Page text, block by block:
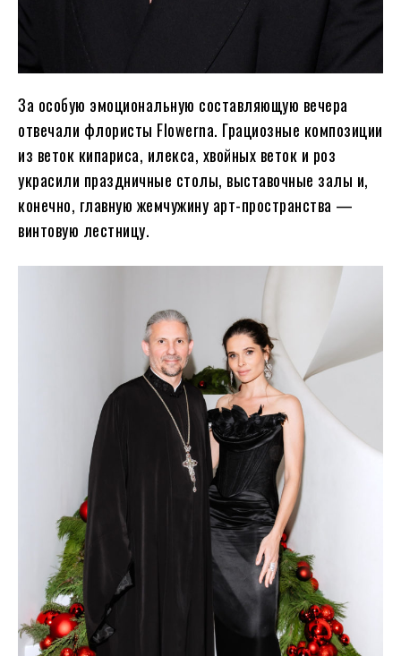
За особую эмоциональную составляющую вечера
отвечали флористы Flowerna. Грациозные композиции
из веток кипариса, илекса, хвойных веток и роз
украсили праздничные столы, выставочные залы и,
конечно, главную жемчужину арт-пространства —
винтовую лестницу.